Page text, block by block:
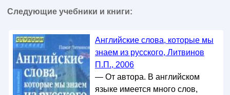
Следующие учебники и книги:
Английские слова, которые мы
знаем из русского, Литвинов
П.П., 2006
— От автора. В английском
языке имеется много слов,